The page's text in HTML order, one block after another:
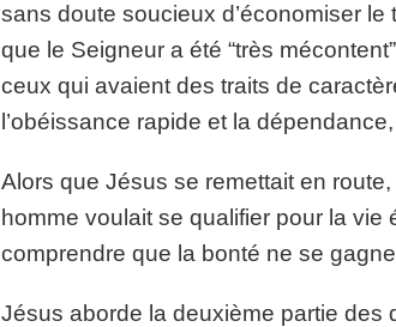
sans doute soucieux d’économiser
que le Seigneur a été “très
ceux qui avaient des traits de
l’obéissance rapide et la
Alors que Jésus se remettait en
homme voulait se qualifier pour la
comprendre que la bonté ne se
Jésus aborde la deuxième partie des